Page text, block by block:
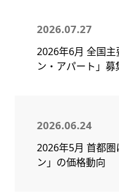
2026.07.27
2026年6月 全国
ン・アパート」募
2026.06.24
2026年5月 首都
ン」の価格動向